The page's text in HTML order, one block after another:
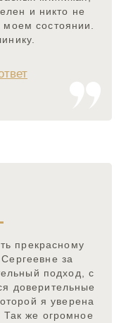
и никто не
состоянии.
прекрасному
за
подход, с
доверительные
я уверена
же огромное